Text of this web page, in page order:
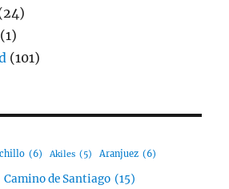
(1)
(101)
(6) Akiles (5) Aranjuez (6)
Camino de Santiago (15)